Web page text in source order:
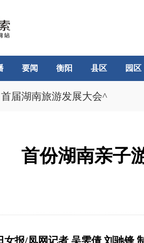
要闻 衡阳 县区 园区
首届湖南旅游发展大会^
首份湖南亲子
女报/凤网记者 吴雯倩 刘驰锋